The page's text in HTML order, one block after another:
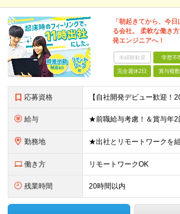
「朝起きてから、今
る会社。 柔軟な働き
発エンジニアへ！
未経験歓迎 学歴不
完全週休2日 賞与複数
応募資格
給与
勤務地
働き方 リモートワークOK
残業時間 20時間以内